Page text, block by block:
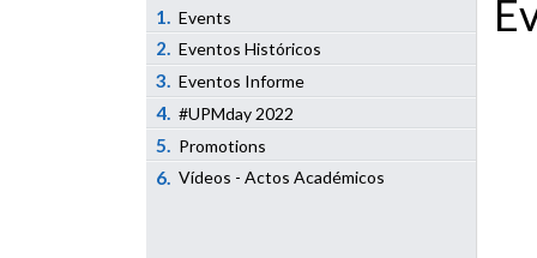
1. Events
2. Eventos Históricos
3. Eventos Informe
4. #UPMday 2022
5. Promotions
6. Vídeos - Actos Académicos